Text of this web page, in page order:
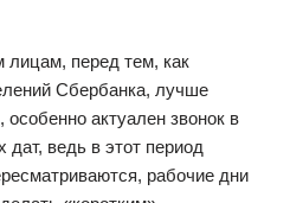
лицам, перед тем, как
Сбербанка, лучше
актуален звонок в
дат, ведь в этот период
рабочие дни